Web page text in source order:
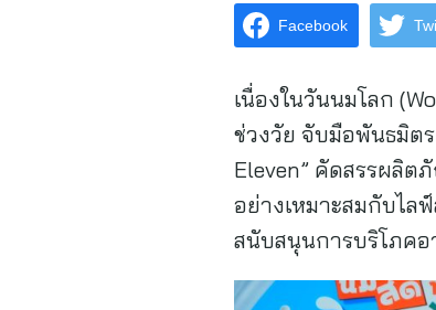
Facebook
เนื่องในวันนมโลก
ช่วงวัย จับมือพันธมิต
Eleven” คัดสรรผลิต
อย่างเหมาะสมกับไล
สนับสนุนการบริโภค